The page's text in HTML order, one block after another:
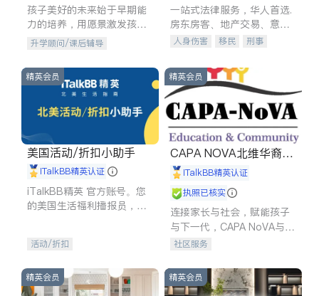
孩子美好的未来始于早期能
力的培养，用愿景激发孩子
的学习潜力和动力。理念：
拥有成长型心态是成功的基
石。
升学顾问/课后辅导
一站式法律服务，华人首选.
房东房客、地产交易、意外
伤害、车祸重伤、商业诉
建筑合同、刑事案件全包办
人身伤害 移民
刑事
信托/遗嘱
商业
索赔
律师-其它 保释
精英会员
美国活动/折扣小助手
iTalkBB精英认证
iTalkBB精英 官方账号。您
的美国生活福利播报员，精
专属福利。
活动/折扣
精英会员
CAPA NOVA北维华裔家
长会iTalkBB精英认证
执照已核实
连接家长与社会，赋能孩子
与下一代，CAPA NoVA与您
携手建设包容、公平、充满
社区服务
精英会员 精英会员